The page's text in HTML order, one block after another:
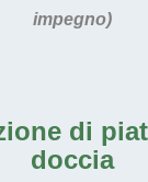
impegno)
di
doccia